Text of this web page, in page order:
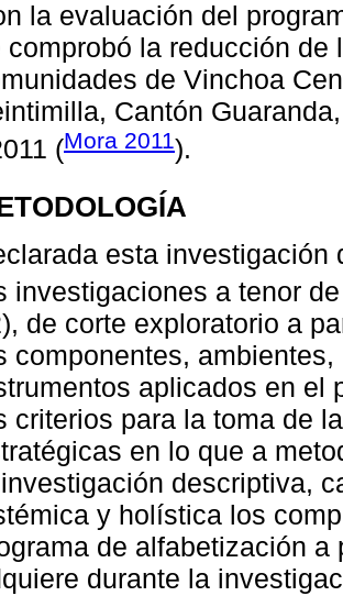
la evaluación del
comprobó la reducción
de Vinchoa
Cantón
(Mora 2011).
esta
investigaciones a tenor
de corte exploratorio a
componentes,
aplicados en el
criterios para la toma de
en lo que a
descriptiva,
y holística los
de alfabetización
durante la